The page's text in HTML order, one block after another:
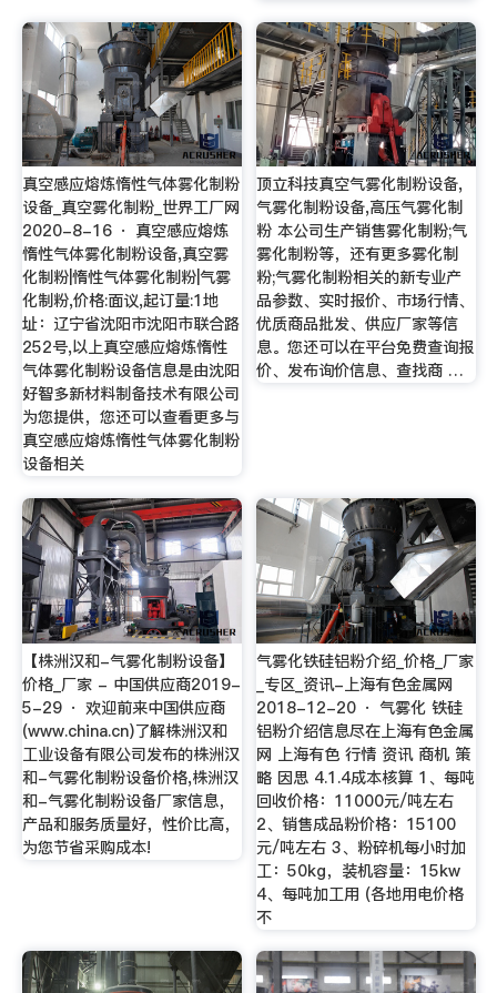
真空感应熔炼惰性气体雾化制粉
设备_真空雾化制粉_世界工厂网
2020-8-16 · 真空感应熔炼
惰性气体雾化制粉设备,真空雾
化制粉|惰性气体雾化制粉|气雾
化制粉,价格:面议,起订量:1地
址：辽宁省沈阳市沈阳市联合路
252号,以上真空感应熔炼惰性
气体雾化制粉设备信息是由沈阳
好智多新材料制备技术有限公司
为您提供，您还可以查看更多与
真空感应熔炼惰性气体雾化制粉
设备相关
顶立科技真空气雾化制粉设备,
气雾化制粉设备,高压气雾化制
粉 本公司生产销售雾化制粉;气
雾化制粉等，还有更多雾化制
粉;气雾化制粉相关的新专业产
品参数、实时报价、市场行情、
优质商品批发、供应厂家等信
息。您还可以在平台免费查询报
价、发布询价信息、查找商 …
【株洲汉和-气雾化制粉设备】
价格_厂家 - 中国供应商2019-
5-29 · 欢迎前来中国供应商
(www.china.cn)了解株洲汉和
工业设备有限公司发布的株洲汉
和-气雾化制粉设备价格,株洲汉
和-气雾化制粉设备厂家信息，
产品和服务质量好，性价比高，
为您节省采购成本!
气雾化铁硅铝粉介绍_价格_厂家
_专区_资讯-上海有色金属网
2018-12-20 · 气雾化 铁硅
铝粉介绍信息尽在上海有色金属
网 上海有色 行情 资讯 商机 策
略 因思 4.1.4成本核算 1、每吨
回收价格：11000元/吨左右
2、销售成品粉价格：15100
元/吨左右 3、粉碎机每小时加
工：50kg，装机容量：15kw
4、每吨加工用 (各地用电价格
不